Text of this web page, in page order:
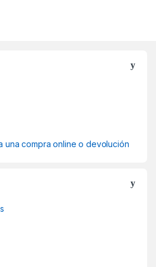
una compra online o devolución